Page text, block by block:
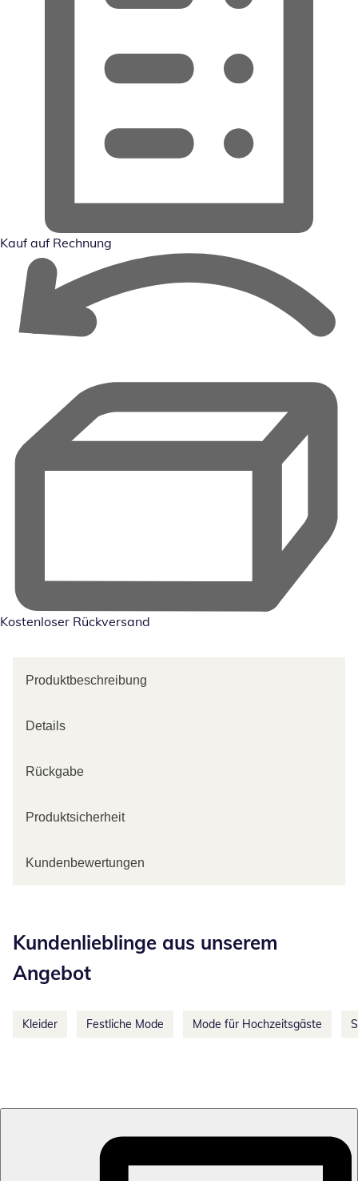
Kauf auf Rechnung
Kostenloser Rückversand
Produktbeschreibung
Details
Rückgabe
Produktsicherheit
Kundenbewertungen
Kundenlieblinge aus unserem
Angebot
Kleider Festliche Mode Mode für Hochzeitsgäste